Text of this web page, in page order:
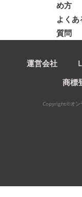
め方
よくあ
質問
運営会社
商標
Copyright©オン